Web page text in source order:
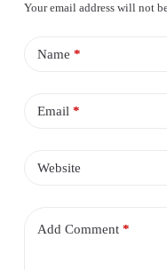
Your email address will not
Name *
Email *
Website
Add Comment*